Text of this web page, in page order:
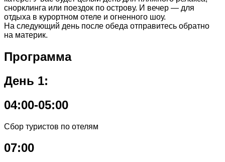
снорклинга или поездок по острову. И вечер — для
отдыха в курортном отеле и огненного шоу.
На следующий день после обеда отправитесь обратно
на материк.
Программа
День 1:
04:00-05:00
Сбор туристов по отелям
07:00